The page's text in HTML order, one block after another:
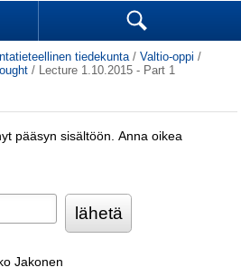
Search
tiedekunta / Valtio-oppi /
/ Lecture 1.10.2015 - Part 1
pääsyn sisältöön. Anna oikea
Jakonen